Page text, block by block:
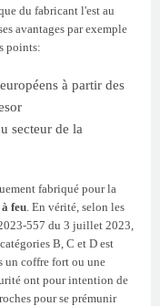
du fabricant l'est au
avantages par exemple
points:
à partir des
secteur de la
fabriqué pour la
feu . En vérité, selon les
557 du 3 juillet 2023,
B, C et D est
un coffre fort ou une
ont pour intention de
pour se prémunir